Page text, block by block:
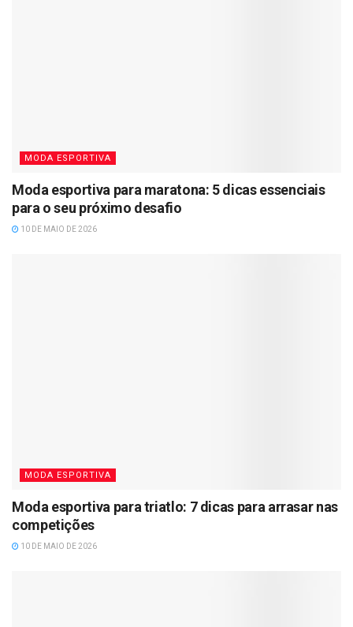
MODA ESPORTIVA
Moda esportiva para maratona: 5 dicas essenciais
para o seu próximo desafio
10 DE MAIO DE 2026
MODA ESPORTIVA
Moda esportiva para triatlo: 7 dicas para arrasar nas
competições
10 DE MAIO DE 2026